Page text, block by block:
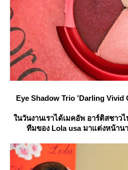
Eye Shadow Trio 'Darling
นวันงานเราได้เมคอัพ อาร์ติสชาว
ทีมของ Lola usa มาแต่งหน้า